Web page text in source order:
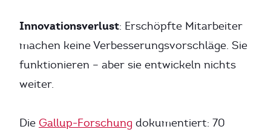
Innovationsverlust: Erschöpfte Mitarbeiter
machen keine Verbesserungsvorschläge. Sie
funktionieren – aber sie entwickeln nichts
weiter.
Die Gallup-Forschung dokumentiert: 70